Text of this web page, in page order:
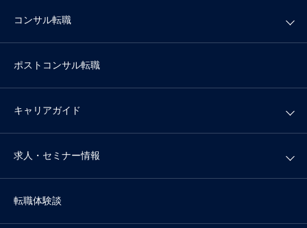
コンサル転職
ポストコンサル転職
キャリアガイド
求人・セミナー情報
転職体験談